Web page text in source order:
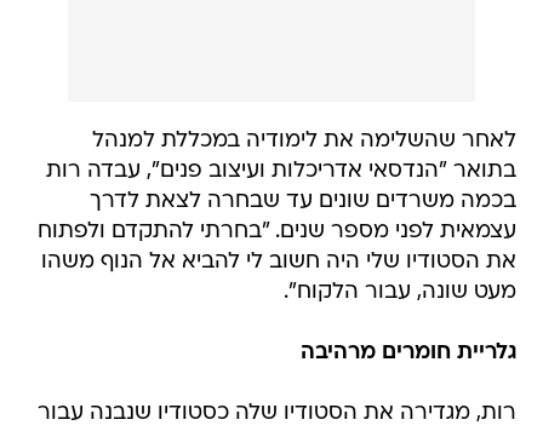
לאחר שהשלימה את לימודיה במכללת למנהל
בתואר "הנדסאי אדריכלות ועיצוב פנים", עבדה רות
בכמה משרדים שונים עד שבחרה לצאת לדרך
עצמאית לפני מספר שנים. "בחרתי להתקדם ולפתוח
את הסטודיו שלי היה חשוב לי להביא אל הנוף משהו
מעט שונה, עבור הלקוח".
גלריית חומרים מרהיבה
רות, מגדירה את הסטודיו שלה כסטודיו שנבנה עבור